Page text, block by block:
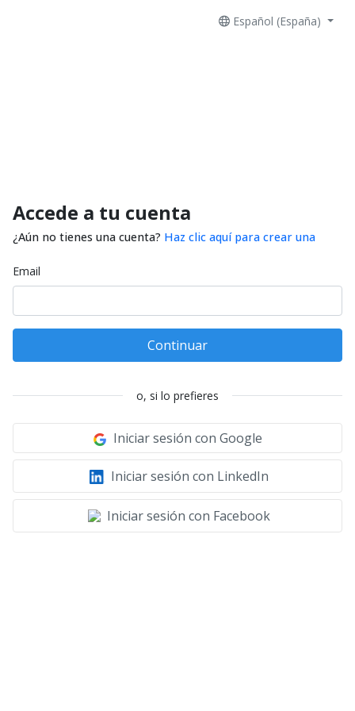
Español (España)
Accede a tu cuenta
¿Aún no tienes una cuenta? Haz clic aquí para crear una
Email
Continuar
o, si lo prefieres
Iniciar sesión con Google
Iniciar sesión con LinkedIn
Iniciar sesión con Facebook